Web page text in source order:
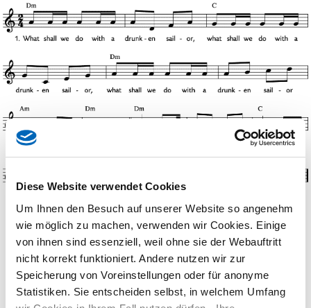
Diese Website verwendet Cookies
Um Ihnen den Besuch auf unserer Website so angenehm
wie möglich zu machen, verwenden wir Cookies. Einige
von ihnen sind essenziell, weil ohne sie der Webauftritt
nicht korrekt funktioniert. Andere nutzen wir zur
Speicherung von Voreinstellungen oder für anonyme
Statistiken. Sie entscheiden selbst, in welchem Umfang
1. What shall we do with a drunken sailor,
what shall we do with a drunken sailor,
what shall we do with a drunken sailor
early in the morning?
Hooray and up she rises,
hooray and up she rises,